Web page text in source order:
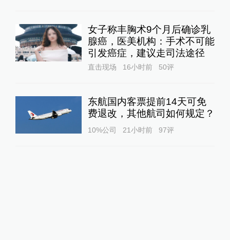
女子称丰胸术9个月后确诊乳
腺癌，医美机构：手术不可能
引发癌症，建议走司法途径
直击现场 16小时前 50评
东航国内客票提前14天可免
费退改，其他航司如何规定？
10%公司 21小时前 97评